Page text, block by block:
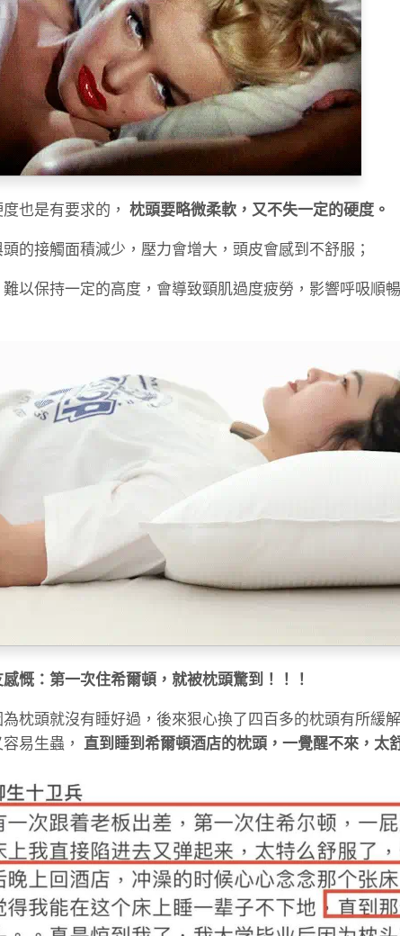
也是有要求的， 枕頭要略微柔軟，又不失一定的硬度。
的接觸面積減少，壓力會增大，頭皮會感到不舒服；
以保持一定的高度，會導致頸肌過度疲勞，影響呼吸順
慨：第一次住希爾頓，就被枕頭驚到！！！
枕頭就沒有睡好過，後來狠心換了四百多的枕頭有所緩
易生蟲， 直到睡到希爾頓酒店的枕頭，一覺醒不來，太